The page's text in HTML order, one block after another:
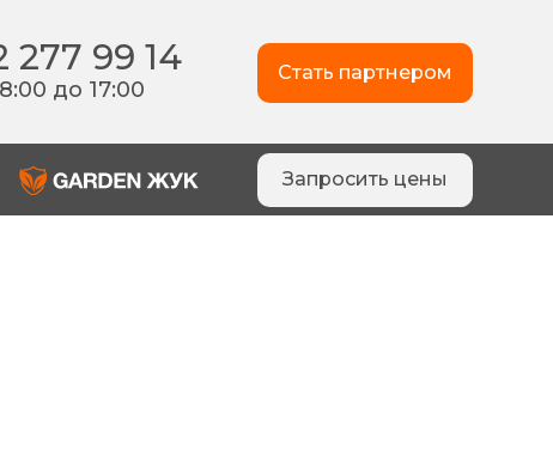
Стать партнером
до 17:00
277 99 14
Запросить цены